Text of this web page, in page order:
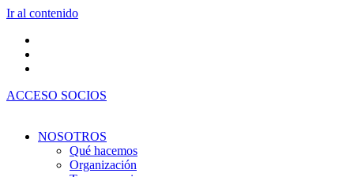
Ir al contenido
ACCESO SOCIOS
NOSOTROS
Qué hacemos
Organización